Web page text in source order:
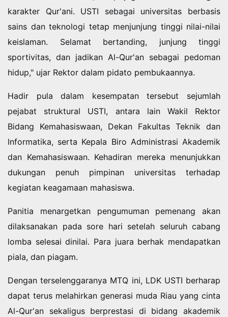
karakter Qur'ani. USTI sebagai universitas berbasis
sains dan teknologi tetap menjunjung tinggi nilai-nilai
keislaman. Selamat bertanding, junjung tinggi
sportivitas, dan jadikan Al-Qur'an sebagai pedoman
hidup," ujar Rektor dalam pidato pembukaannya.
Hadir pula dalam kesempatan tersebut sejumlah
pejabat struktural USTI, antara lain Wakil Rektor
Bidang Kemahasiswaan, Dekan Fakultas Teknik dan
Informatika, serta Kepala Biro Administrasi Akademik
dan Kemahasiswaan. Kehadiran mereka menunjukkan
dukungan penuh pimpinan universitas terhadap
kegiatan keagamaan mahasiswa.
Panitia menargetkan pengumuman pemenang akan
dilaksanakan pada sore hari setelah seluruh cabang
lomba selesai dinilai. Para juara berhak mendapatkan
piala, dan piagam.
Dengan terselenggaranya MTQ ini, LDK USTI berharap
dapat terus melahirkan generasi muda Riau yang cinta
Al-Qur'an sekaligus berprestasi di bidang akademik